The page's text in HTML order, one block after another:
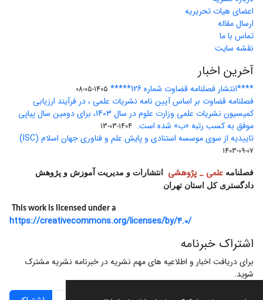
اعضای هیات تحریریه
ارسال مقاله
تماس با ما
نقشه سایت
آخرین اخبار
****انتشار فصلنامه قضاوت شماره 126***** 1405-05-08
فصلنامه قضاوت بر اساس آیین نامه نشریات علمی ، در فرآیند ارزیابی
کمیسیون نشریات علمی وزارت علوم در سال 1403، برای دومین سال پیاپی
موفق به کسب رتبه «ب» شده است. 1404-03-13
تاییدیه از سوی موسسه استنادی و پایش علم و فناوری جهان اسلام (ISC)
1403-09-07
فصلنامه علمی _ پژوهشی
انتشارات و مدیریت آموزش و پژوهش
دادگستری کل استان تهران
This work is licensed under a
https://creativecommons.org/licenses/by/4.0/
اشتراک خبرنامه
برای دریافت اخبار و اطلاعیه های مهم نشریه در خبرنامه نشریه مشترک
شوید.